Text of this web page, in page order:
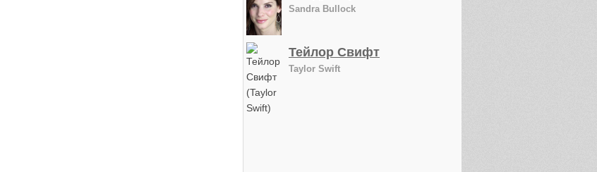
Sandra Bullock
Тейлор Свифт
Taylor Swift